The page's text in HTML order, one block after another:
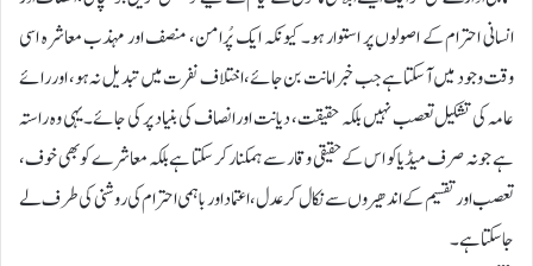
انسانی احترام کے اصولوں پر استوار ہو۔ کیونکہ ایک پُرامن، منصف اور مہذب معاشرہ اسی
وقت وجود میں آ سکتا ہے جب خبر امانت بن جائے، اختلاف نفرت میں تبدیل نہ ہو، اور رائے
عامہ کی تشکیل تعصب نہیں بلکہ حقیقت، دیانت اور انصاف کی بنیاد پر کی جائے۔ یہی وہ راستہ
ہے جو نہ صرف میڈیا کو اس کے حقیقی وقار سے ہمکنار کر سکتا ہے بلکہ معاشرے کو بھی خوف،
تعصب اور تقسیم کے اندھیروں سے نکال کر عدل، اعتماد اور باہمی احترام کی روشنی کی طرف لے
جا سکتا ہے۔